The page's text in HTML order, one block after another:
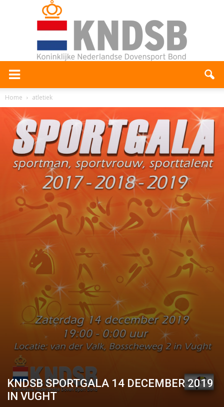
Home atletiek
KNDSB SPORTGALA 14 DECEMBER 2019
IN VUGHT